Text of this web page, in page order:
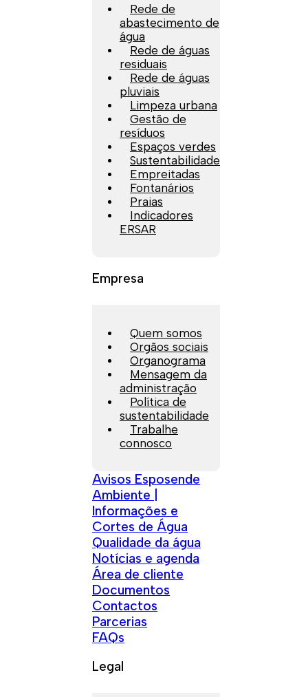
Rede de
abastecimento de
água
Rede de águas
residuais
Rede de águas
pluviais
Limpeza urbana
Gestão de
resíduos
Espaços verdes
Sustentabilidade
Empreitadas
Fontanários
Praias
Indicadores
ERSAR
Empresa
Quem somos
Orgãos sociais
Organograma
Mensagem da
administração
Política de
sustentabilidade
Trabalhe
connosco
Avisos Esposende
Ambiente |
Informações e
Cortes de Água
Qualidade da água
Notícias e agenda
Área de cliente
Documentos
Contactos
Parcerias
FAQs
Legal